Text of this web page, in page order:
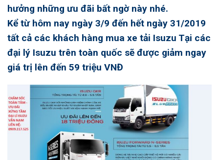
hưởng những ưu đãi bất ngờ này nhé.
Kể từ hôm nay ngày 3/9 đến hết ngày 31/2019
tất cả các khách hàng mua xe tải Isuzu Tại các
đại lý Isuzu trên toàn quốc sẽ được giảm ngay
giá trị lên đến 59 triệu VNĐ